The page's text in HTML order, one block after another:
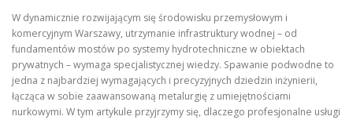
W dynamicznie rozwijającym się środowisku przemysłowym i
komercyjnym Warszawy, utrzymanie infrastruktury wodnej – od
fundamentów mostów po systemy hydrotechniczne w obiektach
prywatnych – wymaga specjalistycznej wiedzy. Spawanie podwodne to
jedna z najbardziej wymagających i precyzyjnych dziedzin inżynierii,
łącząca w sobie zaawansowaną metalurgię z umiejętnościami
nurkowymi. W tym artykule przyjrzymy się, dlaczego profesjonalne usługi